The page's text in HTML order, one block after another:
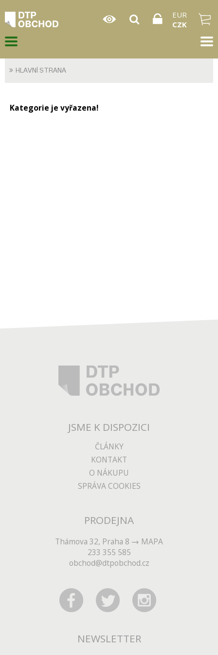
EUR
CZK
HLAVNÍ STRANA
Kategorie je vyřazena!
JSME K DISPOZICI
ČLÁNKY
KONTAKT
O NÁKUPU
SPRÁVA COOKIES
PRODEJNA
Thámova 32, Praha 8
MAPA
233 355 585
obchod@dtpobchod.cz
NEWSLETTER